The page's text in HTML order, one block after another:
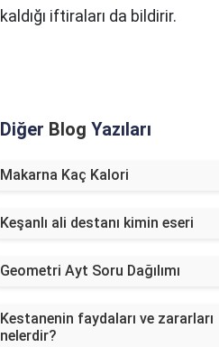
kaldığı iftiraları da bildirir.
Diğer Blog Yazıları
Makarna Kaç Kalori
Keşanlı ali destanı kimin eseri
Geometri Ayt Soru Dağılımı
Kestanenin faydaları ve zararları
nelerdir?